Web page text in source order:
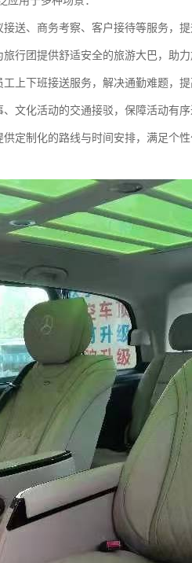
送、商务考察、客户接待等服务，提
行团提供舒适安全的旅游大巴，助力
上下班接送服务，解决通勤难题，提
文化活动的交通接驳，保障活动有序
定制化的路线与时间安排，满足个性